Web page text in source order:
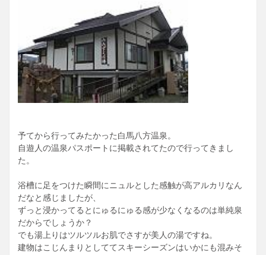
予てから行ってみたかった白馬八方温泉。
自遊人の温泉パスポートに掲載されてたので行ってきまし
た。
浴槽に足をつけた瞬間にニュルとした感触が高アルカリなん
だなと感じましたが、
ずっと浸かってるとにゅるにゅる感が少なくなるのは単純泉
だからでしょうか？
でも湯上りはツルツルお肌でさすが美人の湯ですね。
建物はこじんまりとしててスキーシーズンはいかにも混みそ